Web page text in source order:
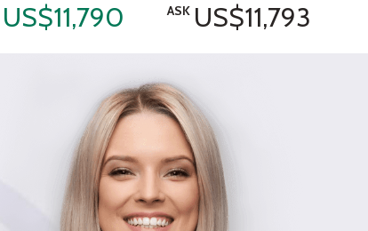
US$11,790 ASK US$11,793